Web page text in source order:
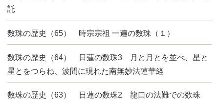
託
数珠の歴史（65） 時宗宗祖 一遍の数珠（１）
数珠の歴史（64） 日蓮の数珠3 月と月とを並べ、星と
星とをつらね、波間に現れた南無妙法蓮華経
数珠の歴史（63） 日蓮の数珠2 龍口の法難での数珠